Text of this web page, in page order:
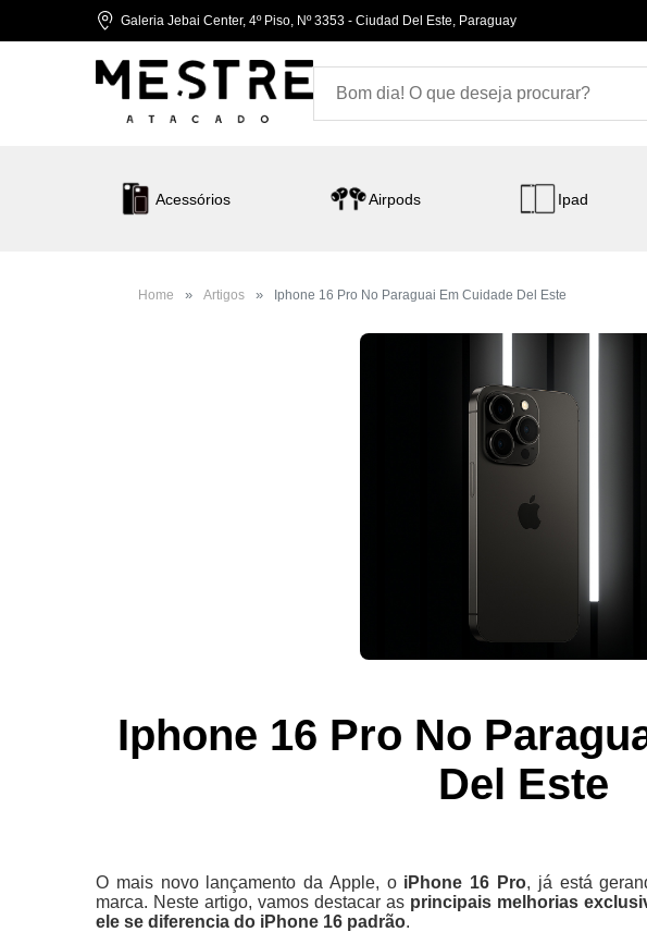
Galeria Jebai Center, 4º Piso, Nº 3353 - Ciudad Del Este, Paraguay
Acessórios Airpods Ipad
Home Artigos Iphone 16 Pro No Paraguai Em Cuidade Del Este
Iphone 16 Pro No
Del Este
O mais novo lançamento da Apple, o iPhone 16 Pro, já está
marca. Neste artigo, vamos destacar as principais melhorias
ele se diferencia do iPhone 16 padrão.